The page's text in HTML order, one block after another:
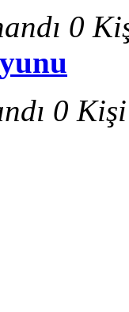
0
0